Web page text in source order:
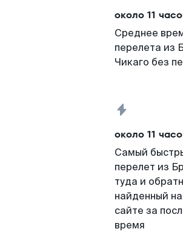
около 11
Среднее
перелета из
Чикаго без
около 11
Самый
перелет из
туда и
найденный
сайте за
время